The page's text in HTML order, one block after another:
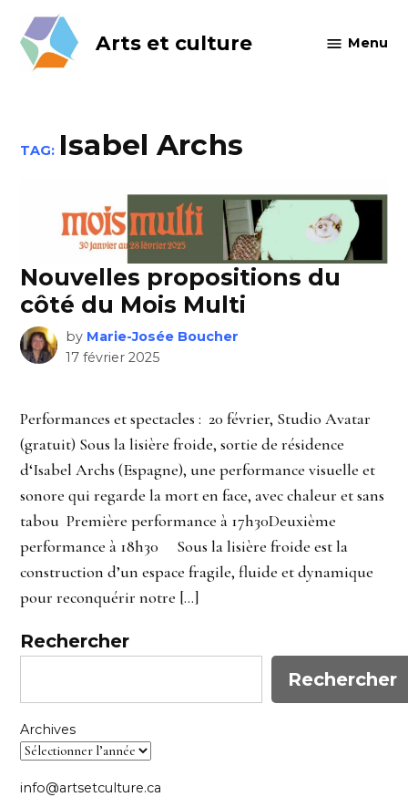
content
Arts et culture Menu
TAG: Isabel Archs
Nouvelles propositions du
côté du Mois Multi
by Marie-Josée Boucher
17 février 2025
Performances et spectacles : 20 février, Studio Avatar
(gratuit) Sous la lisière froide, sortie de résidence
d‘Isabel Archs (Espagne), une performance visuelle et
sonore qui regarde la mort en face, avec chaleur et sans
tabou Première performance à 17h30Deuxième
performance à 18h30 Sous la lisière froide est la
construction d’un espace fragile, fluide et dynamique
pour reconquérir notre […]
Rechercher
Rechercher
Archives
info@artsetculture.ca